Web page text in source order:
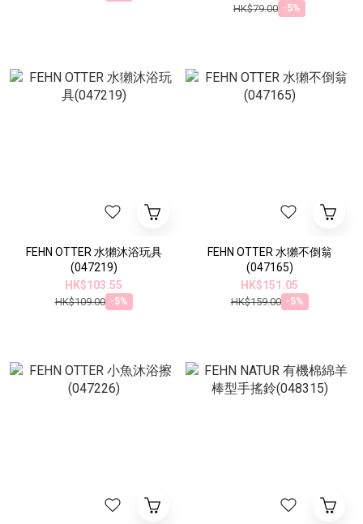
HK$79.00 -5%
FEHN OTTER 水獺沐浴玩具
(047219)
HK$103.55
HK$109.00 -5%
FEHN OTTER 水獺不倒翁
(047165)
HK$151.05
HK$159.00 -5%